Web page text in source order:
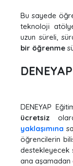
Bu sayede
teknoloji
uzun süreli,
bir öğrenme
DENEYAP
ücretsiz
yaklaşımına
öğrencilerin
destekleyecek
ana aşamadan